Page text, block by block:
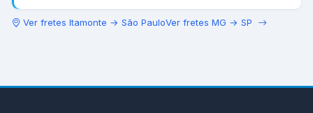
Ver fretes Itamonte → São PauloVer fretes MG → SP